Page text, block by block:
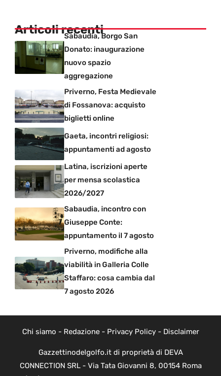
Articoli recenti
Sabaudia, Borgo San
Donato: inaugurazione
nuovo spazio
aggregazione
Priverno, Festa Medievale
di Fossanova: acquisto
biglietti online
Gaeta, incontri religiosi:
appuntamenti ad agosto
Latina, iscrizioni aperte
per mensa scolastica
2026/2027
Sabaudia, incontro con
Giuseppe Conte:
appuntamento il 7 agosto
Priverno, modifiche alla
viabilità in Galleria Colle
Staffaro: cosa cambia dal
7 agosto 2026
Chi siamo - Redazione- Privacy Policy- Disclaimer
Gazzettinodelgolfo.it di proprietà di DEVA
CONNECTION SRL - Via Tata Giovanni 8, 00154 Roma